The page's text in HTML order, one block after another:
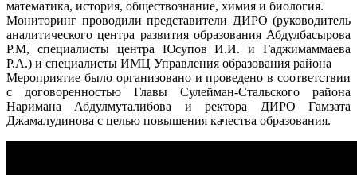
математика, история, обществознание, химия и биология.
Мониторинг проводили представители ДИРО (руководитель
аналитического центра развития образования Абдулбасырова
Р.М, специалисты центра Юсупов И.И. и Гаджимаммаева
Р.А.) и специалисты ИМЦ Управления образования района
Мероприятие было организовано и проведено в соответствии
с договоренностью Главы Сулейман-Стальского района
Наримана Абдулмуталибова и ректора ДИРО Гамзата
Джамалудинова с целью повышения качества образования.